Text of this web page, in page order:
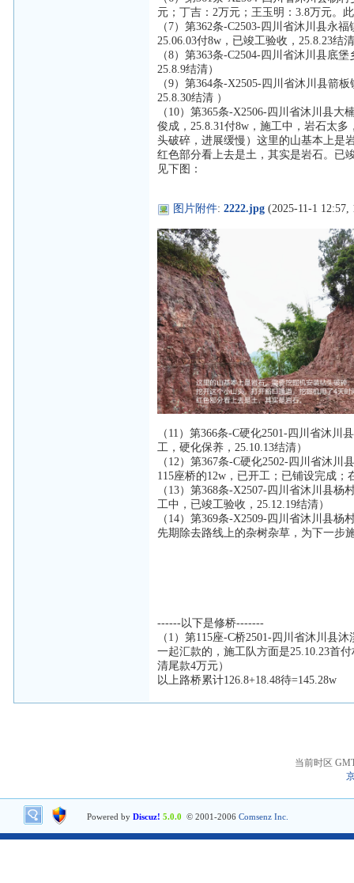
元；丁吉：2万元；王玉明：3.8万元。
（7）第362条-C2503-四川省沐川县永
25.06.03付8w，已竣工验收，25.8.23结
（8）第363条-C2504-四川省沐川县底
25.8.9结清）
（9）第364条-X2505-四川省沐川县箭
25.8.30结清 ）
（10）第365条-X2506-四川省沐川县
俊成，25.8.31付8w，施工中，岩石太
头破碎，进展缓慢）这里的山基本上是
红色部分看上去是土，其实是岩石。已
见下图：
图片附件:2222.jpg (2025-11-1 12:57,
（11）第366条-C硬化2501-四川省沐
工，硬化保养，25.10.13结清）
（12）第367条-C硬化2502-四川省沐
115座桥的12w，已开工；已铺设完成
（13）第368条-X2507-四川省沐川县
工中，已竣工验收，25.12.19结清）
（14）第369条-X2509-四川省沐川县
先期除去路线上的杂树杂草，为下一步
------以下是修桥-------
（1）第115座-C桥2501-四川省沐川县
一起汇款的，施工队方面是25.10.23首
清尾款4万元）
以上路桥累计126.8+18.48待=145.28w
当前时区
Powered by Discuz! 5.0.0 © 2001-2006 Comsenz Inc.